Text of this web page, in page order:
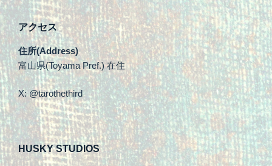
アクセス
住所(Address)
富山県(Toyama Pref.) 在住
X: @tarothethird
HUSKY STUDIOS